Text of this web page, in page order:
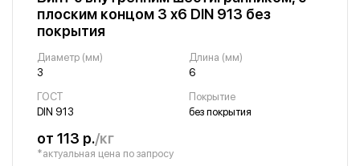
плоским концом 3 х6 DIN 913 без
покрытия
Диаметр (мм)
3
Длина (мм)
6
ГОСТ
DIN 913
Покрытие
без покрытия
от 113 р./кг
*актуальная цена по запросу